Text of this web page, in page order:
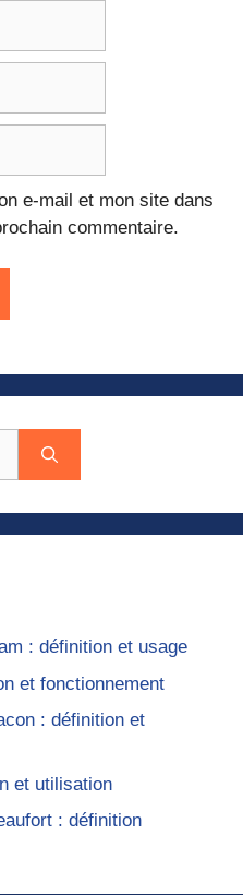
e-mail et mon site dans
commentaire.
: définition et usage
et fonctionnement
: définition et
et utilisation
: définition